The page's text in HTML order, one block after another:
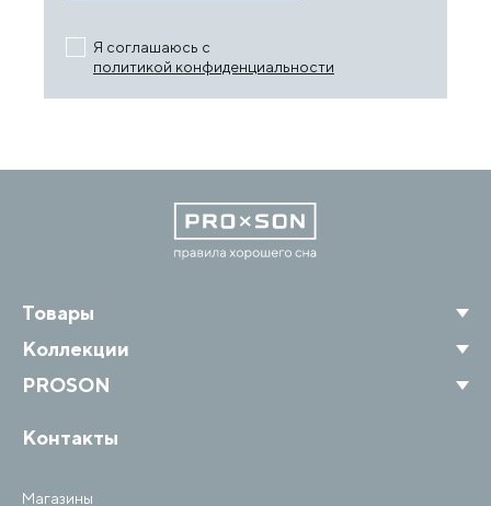
Я соглашаюсь с
политикой конфиденциальности
Товары
Коллекции
PROSON
Контакты
Магазины